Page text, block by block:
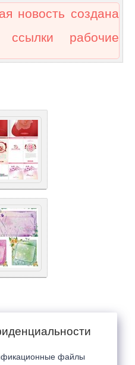
новость создана
ссылки рабочие
файлы